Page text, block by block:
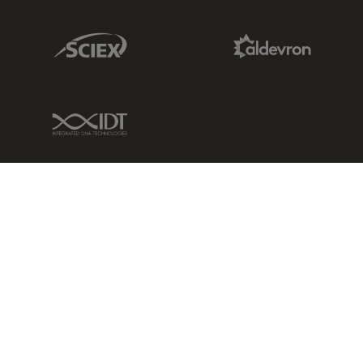
Sciex Link
IDT Link